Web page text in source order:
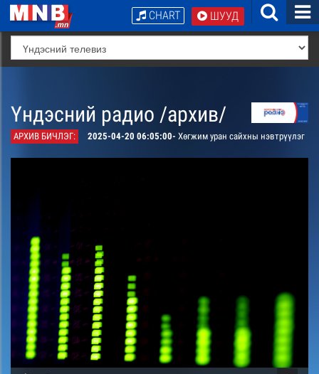
ШУУД
CHART
Үндэсний радио /архив/
АРХИВ БИЧЛЭГ: 2025-04-20 06:05:00- Хөгжим уран сайхны нэвтрүүлэг